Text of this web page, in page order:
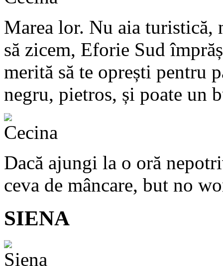
Marea lor. Nu aia
să zicem, Eforie Sud
merită să te oprești pentru
negru, pietros, și poate un
Dacă ajungi la o oră
ceva de mâncare, but no
SIENA